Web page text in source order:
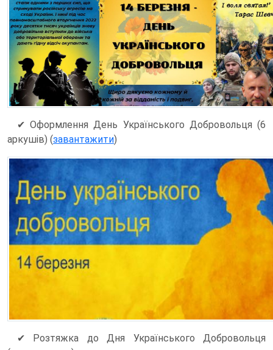
✔ Оформлення День Українського Добровольця (6
аркушів) (завантажити)
✔ Розтяжка до Дня Українського Добровольця